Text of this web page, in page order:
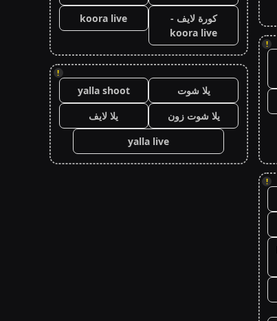
!
!
كورة لايف -
koora live
koora live
!
يلا شوت
yalla shoot
يلا شوت زون
يلا لايف
yalla live